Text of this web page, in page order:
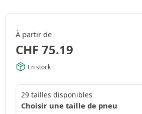
À partir de
CHF 75.19
En stock
29 tailles disponibles
Choisir une taille de pneu